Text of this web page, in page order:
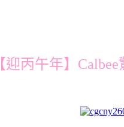
【迎丙午年】